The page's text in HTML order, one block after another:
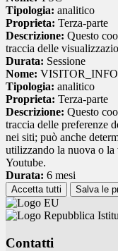
Tipologia: analitico
Proprieta: Terza-parte
Descrizione: Questo
traccia delle
Durata: Sessione
Nome:
Tipologia: analitico
Proprieta: Terza-parte
Descrizione: Questo
traccia delle preferenze
nei siti; può anche
utilizzando la nuova o
Youtube.
Durata: 6 mesi
Accetta tutti Salva le
Contatti